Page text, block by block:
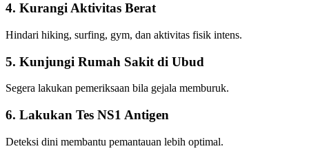
4. Kurangi Aktivitas Berat
Hindari hiking, surfing, gym, dan aktivitas fisik intens.
5. Kunjungi Rumah Sakit di Ubud
Segera lakukan pemeriksaan bila gejala memburuk.
6. Lakukan Tes NS1 Antigen
Deteksi dini membantu pemantauan lebih optimal.